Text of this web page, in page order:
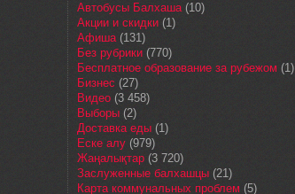
Автобусы Балхаша(10)
Акции и скидки (1)
Афиша(131)
Без рубрики (770)
Бесплатное образование за рубежом (1)
Бизнес (27)
Видео (3 458)
Выборы (2)
Доставка еды (1)
Еске алу (979)
Жаңалықтар (3 720)
Заслуженные балхашцы (21)
Карта коммунальных проблем (5)